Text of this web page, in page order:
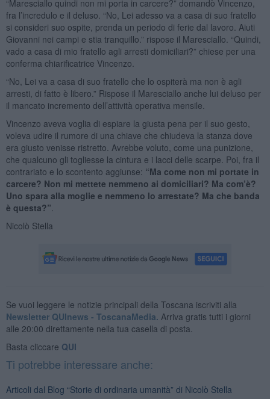
“Maresciallo quindi non mi porta in carcere?” domandò Vincenzo,
fra l’incredulo e il deluso. “No, Lei adesso va a casa di suo fratello
si consideri suo ospite, prenda un periodo di ferie dal lavoro. Aiuti
Giovanni nei campi e stia tranquillo.” rispose il Maresciallo. “Quindi,
vado a casa di mio fratello agli arresti domiciliari?” chiese per una
conferma chiarificatrice Vincenzo.
“No, Lei va a casa di suo fratello che lo ospiterà ma non è agli
arresti, di fatto è libero.” Rispose il Maresciallo anche lui deluso per
il mancato incremento dell’attività operativa mensile.
Vincenzo aveva voglia di espiare la giusta pena per il suo gesto,
voleva udire il rumore di una chiave che chiudeva la stanza dove
era giusto venisse ristretto. Avrebbe voluto, come una punizione,
che qualcuno gli togliesse la cintura e i lacci delle scarpe. Poi, fra il
contrariato e lo scontento aggiunse: “Ma come non mi portate in
carcere? Non mi mettete nemmeno ai domiciliari? Ma com’è?
Uno spara alla moglie e nemmeno lo arrestate? Ma che banda
è questa?”
Nicolò Stella
Se vuoi leggere le notizie principali della Toscana iscriviti alla
Newsletter QUInews - ToscanaMedia. Arriva gratis tutti i giorni
alle 20:00 direttamente nella tua casella di posta.
Basta cliccare QUI
Ti potrebbe interessare anche:
Articoli dal Blog “Storie di ordinaria umanità” di Nicolò Stella